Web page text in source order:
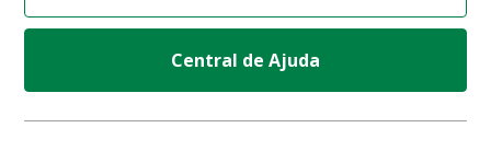
Central de Ajuda